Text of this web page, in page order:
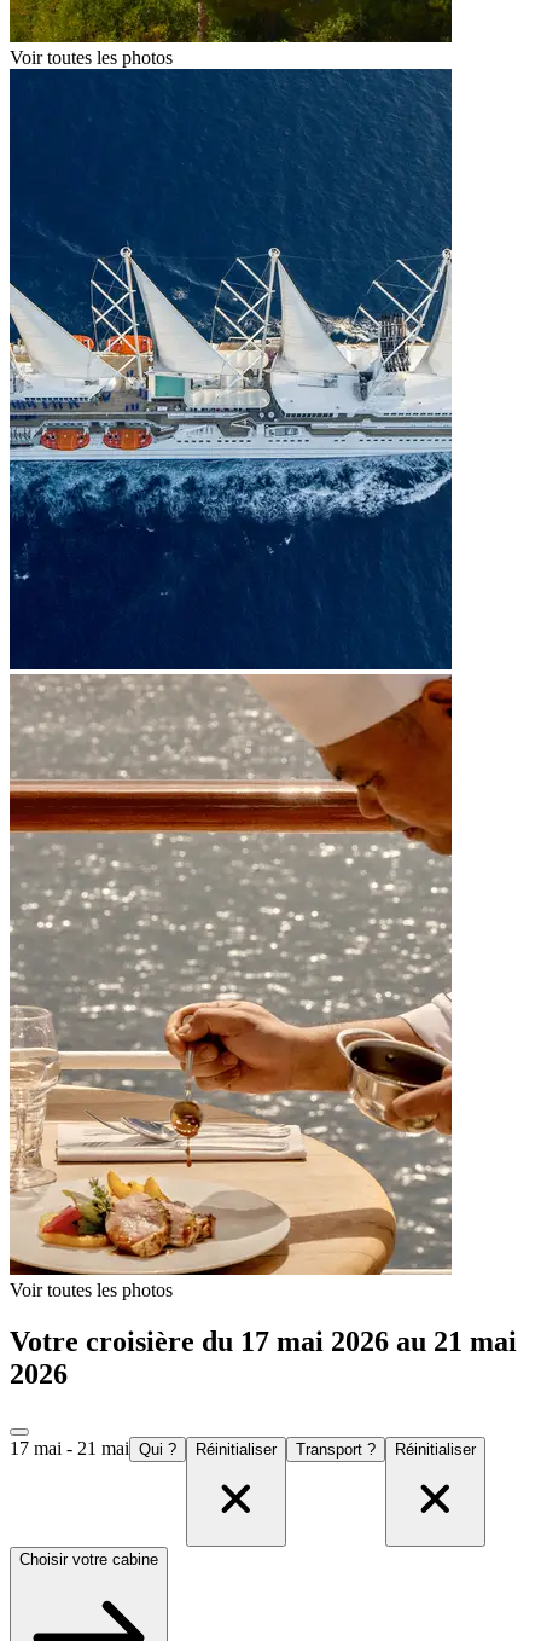
Voir toutes les photos
Voir toutes les photos
Votre croisière du 17 mai 2026 au 21 mai
2026
17 mai - 21 mai Qui ? Réinitialiser Transport ? Réinitialiser
Choisir votre cabine